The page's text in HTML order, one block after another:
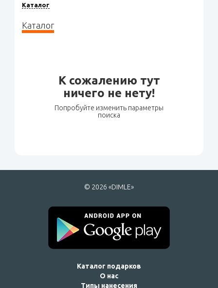
Каталог
Каталог
К сожалению тут
ничего не нету!
Попробуйте изменить параметры
поиска
© 2026 «DIMLE»
Каталог подарков
О нас
Типы нанесения